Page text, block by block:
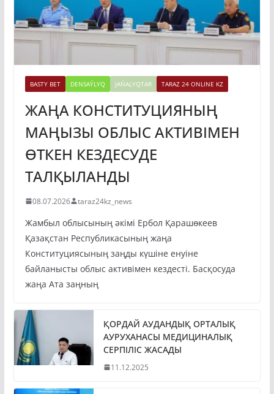
BASTY BET DENSAÝLYQ JAŃALYQTAR TARAZ 24 ONLINE KZ
ЖАҢА КОНСТИТУЦИЯНЫҢ
МАҢЫЗЫ ОБЛЫС АКТИВІМЕН
ӨТКЕН КЕЗДЕСУДЕ
ТАЛҚЫЛАНДЫ
08.07.2026 taraz24kz_news
Жамбыл облысының әкімі Ербол Қарашөкеев
Қазақстан Республикасының жаңа
Конституциясының заңды күшіне енуіне
байланысты облыс активімен кездесті. Басқосуда
жаңа Ата заңның
ҚОРДАЙ АУДАНДЫҚ ОРТАЛЫҚ
АУРУХАНАСЫ МЕДИЦИНАЛЫҚ
СЕРПІЛІС ЖАСАДЫ
11.12.2025